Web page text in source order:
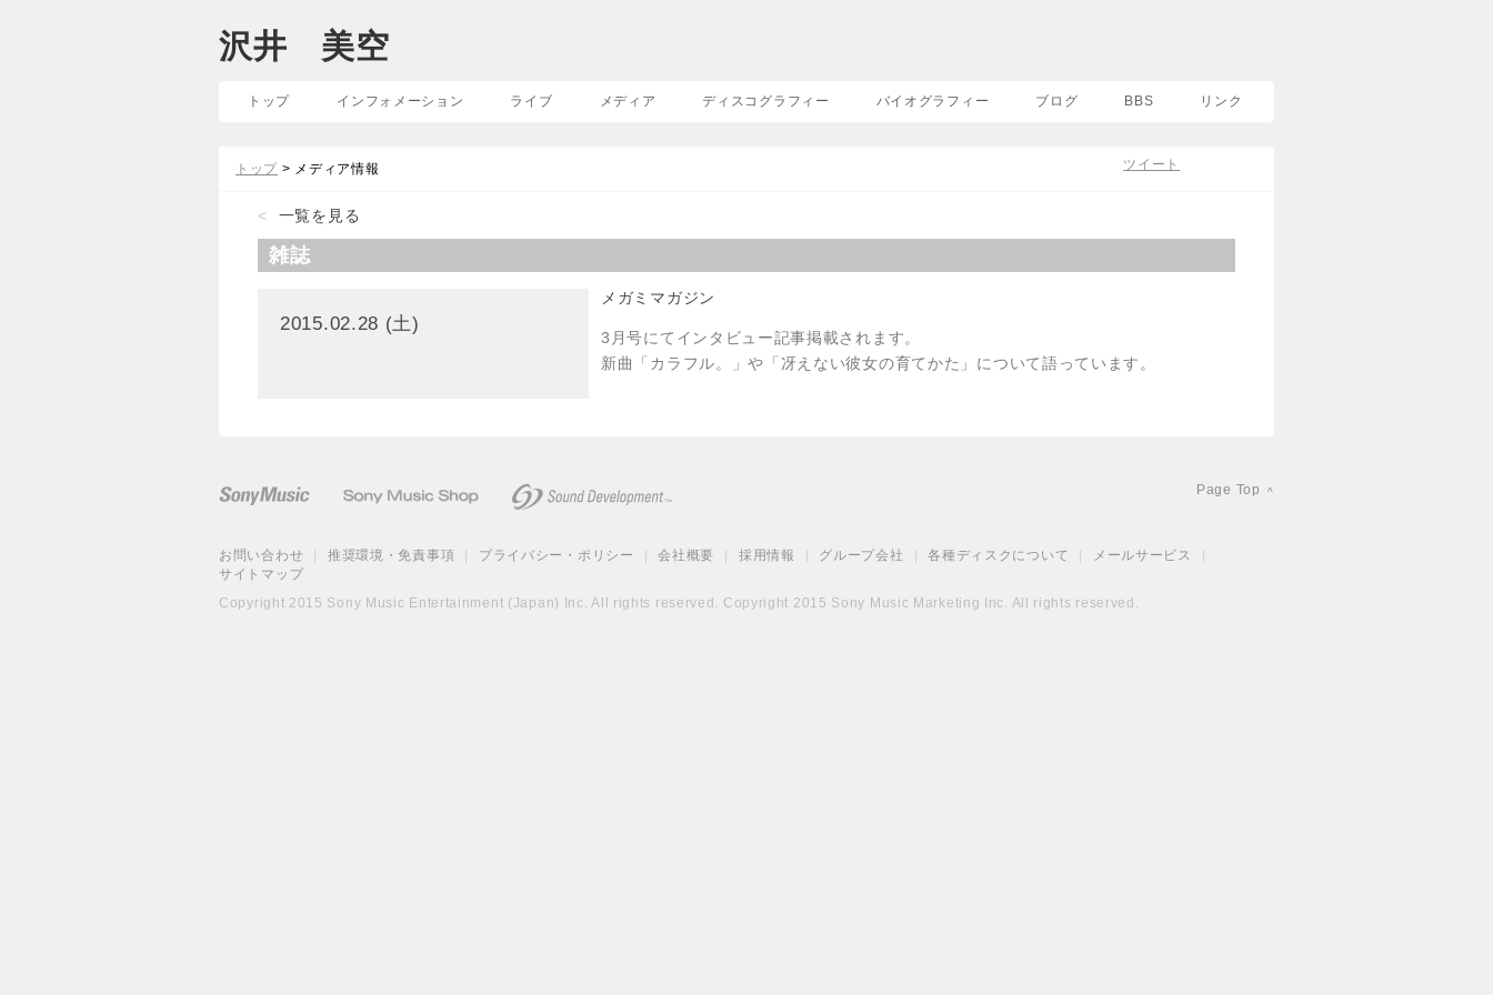
沢井 美空
トップ インフォメーション ライブ メディア ディスコグラフィー バイオグラフィー ブログ BBS リンク
トップ > メディア情報 ツイート
< 一覧を見る
雑誌
2015.02.28 (土)
メガミマガジン
3月号にてインタビュー記事掲載されます。
新曲「カラフル。」や「冴えない彼女の育てかた」について語っています。
Page Top ^
お問い合わせ 推奨環境・免責事項 プライバシー・ポリシー 会社概要 採用情報 グループ会社 各種ディスクについて メールサービス
サイトマップ
Copyright 2015 Sony Music Entertainment (Japan) Inc. All rights reserved. Copyright 2015 Sony Music Marketing Inc. All rights reserved.